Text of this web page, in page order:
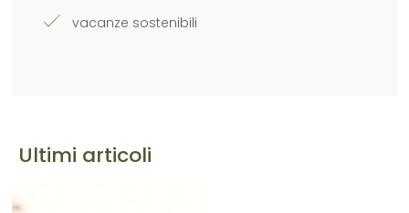
vacanze sostenibili
Ultimi articoli